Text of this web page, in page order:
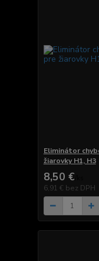
Eliminátor
žiarovky H1, H3
8,50 €
6,91 € bez DPH